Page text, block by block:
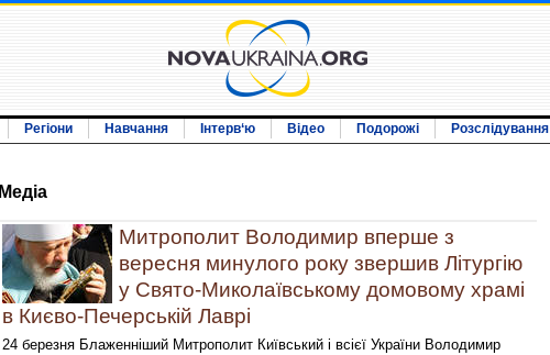
Регіони Навчання Інтерв‘ю Відео Подорожі Розслідування
Медiа
Митрополит Володимир вперше з
вересня минулого року звершив Літургію
у Свято-Миколаївському домовому храмі
в Києво-Печерській Лаврі
24 березня Блаженніший Митрополит Київський і всієї України Володимир